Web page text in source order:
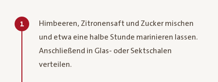
1
Himbeeren, Zitronensaft und Zucker mischen
und etwa eine halbe Stunde marinieren lassen.
Anschließend in Glas- oder Sektschalen
verteilen.